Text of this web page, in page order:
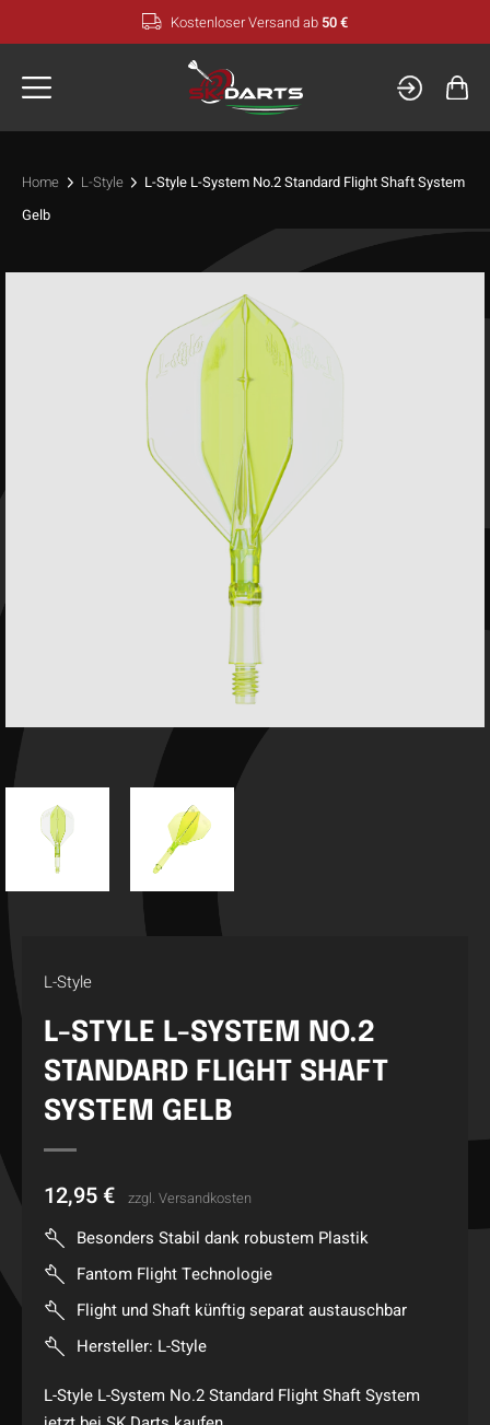
Inhalt
Kostenloser Versand ab 50 €
Home L-Style
L-Style L-System No.2 Standard Flight Shaft System
Gelb
L-Style
L-STYLE L-SYSTEM NO.2
STANDARD FLIGHT SHAFT
SYSTEM GELB
12,95 € zzgl. Versandkosten
Besonders Stabil dank robustem Plastik
Fantom Flight Technologie
Flight und Shaft künftig separat austauschbar
Hersteller: L-Style
L-Style L-System No.2 Standard Flight Shaft System